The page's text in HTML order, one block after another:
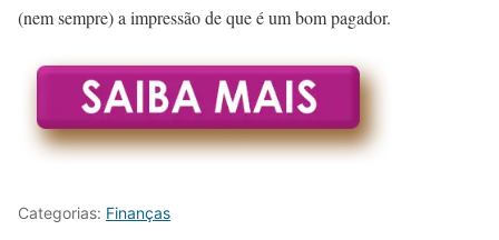
(nem sempre) a impressão de que é um bom pagador.
Categorias: Finanças